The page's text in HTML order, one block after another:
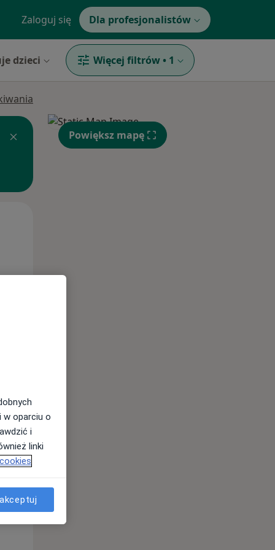
Zaloguj się Dla profesjonalistów
dzieci Więcej filtrów • 1
Pon,
10 Sie
Powiększ mapę
w oparciu o
i
linki